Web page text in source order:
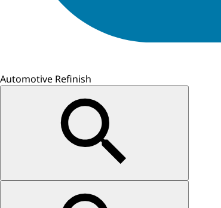
Automotive Refinish